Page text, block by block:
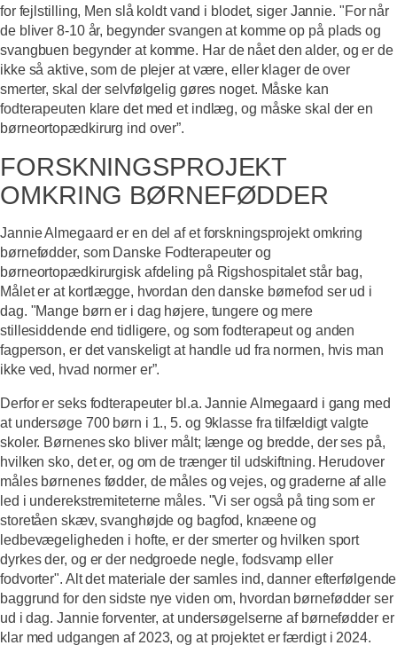
for fejlstilling, Men slå koldt vand i blodet, siger Jannie. "For når
de bliver 8-10 år, begynder svangen at komme op på plads og
svangbuen begynder at komme. Har de nået den alder, og er de
ikke så aktive, som de plejer at være, eller klager de over
smerter, skal der selvfølgelig gøres noget. Måske kan
fodterapeuten klare det med et indlæg, og måske skal der en
børneortopædkirurg ind over”.
FORSKNINGSPROJEKT
OMKRING BØRNEFØDDER
Jannie Almegaard er en del af et forskningsprojekt omkring
børnefødder, som Danske Fodterapeuter og
børneortopædkirurgisk afdeling på Rigshospitalet står bag,
Målet er at kortlægge, hvordan den danske børnefod ser ud i
dag. "Mange børn er i dag højere, tungere og mere
stillesiddende end tidligere, og som fodterapeut og anden
fagperson, er det vanskeligt at handle ud fra normen, hvis man
ikke ved, hvad normer er”.
Derfor er seks fodterapeuter bl.a. Jannie Almegaard i gang med
at undersøge 700 børn i 1., 5. og 9klasse fra tilfældigt valgte
skoler. Børnenes sko bliver målt; længe og bredde, der ses på,
hvilken sko, det er, og om de trænger til udskiftning. Herudover
måles børnenes fødder, de måles og vejes, og graderne af alle
led i underekstremiteterne måles. "Vi ser også på ting som er
storetåen skæv, svanghøjde og bagfod, knæene og
ledbevægeligheden i hofte, er der smerter og hvilken sport
dyrkes der, og er der nedgroede negle, fodsvamp eller
fodvorter". Alt det materiale der samles ind, danner efterfølgende
baggrund for den sidste nye viden om, hvordan børnefødder ser
ud i dag. Jannie forventer, at undersøgelserne af børnefødder er
klar med udgangen af 2023, og at projektet er færdigt i 2024.